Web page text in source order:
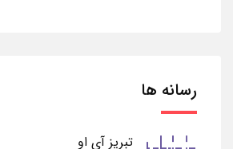
رسانه ها
تبریز آی او